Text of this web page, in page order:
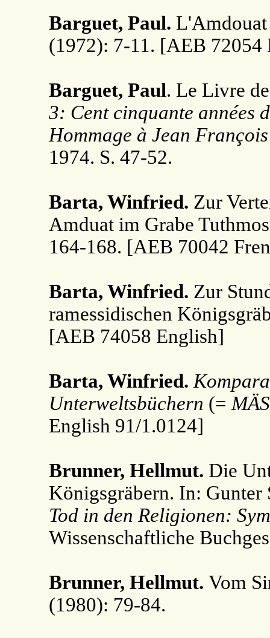
Barguet, Paul.
(1972): 7-11. [AEB 72054
Barguet, Paul. Le Livre
3: Cent cinquante années
Hommage à Jean
1974. S. 47-52.
Barta, Winfried. Zur
Amduat im Grabe
164-168. [AEB 70042
Barta, Winfried. Zur
ramessidischen
[AEB 74058 English]
Barta, Winfried.
Unterweltsbüchern (= MÄS
English 91/1.0124]
Brunner, Hellmut. Die
Königsgräbern. In: Gunter
Tod in den Religionen:
Wissenschaftliche
Brunner, Hellmut. Vom
(1980): 79-84.